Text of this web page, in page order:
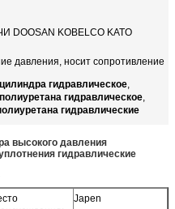
DOOSAN KOBELCO KATO
давления, носит сопротивление
гидравлическое,
гидравлическое,
гидравлические
высокого давления
гидравлические
Japen